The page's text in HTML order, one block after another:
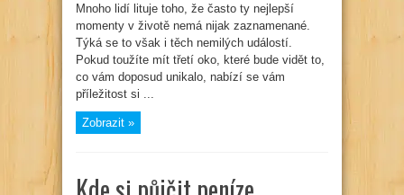
názvem
Predátor
těch
nejtajnějších
snímků
vám
život
Mnoho lidí lituje toho, že často ty nejlepší
momenty v životě nemá nijak zaznamenané.
Týká se to však i těch nemilých událostí.
Pokud toužíte mít třetí oko, které bude vidět to,
co vám doposud unikalo, nabízí se vám
příležitost si ...
Zobrazit »